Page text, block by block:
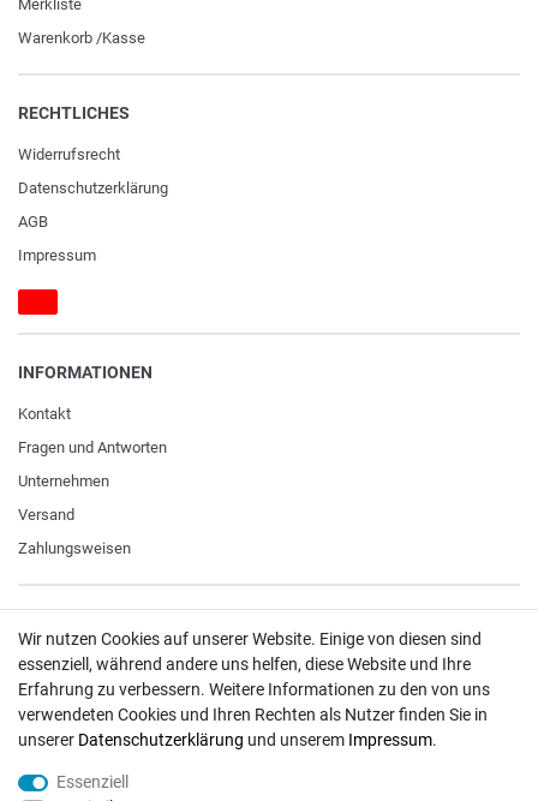
Merkliste
Warenkorb /Kasse
RECHTLICHES
Widerrufs­recht
Daten­schutz­erklärung
AGB
Impressum
INFORMATIONEN
Kontakt
Fragen und Antworten
Unternehmen
Versand
Zahlungsweisen
Paypal
VISA / Mastercard
Vorkasse
DHL
Wir nutzen Cookies auf unserer Website. Einige von diesen sind
essenziell, während andere uns helfen, diese Website und Ihre
Erfahrung zu verbessern. Weitere Informationen zu den von uns
verwendeten Cookies und Ihren Rechten als Nutzer finden Sie in
unserer Daten­schutz­erklärung und unserem Impressum.
Essenziell